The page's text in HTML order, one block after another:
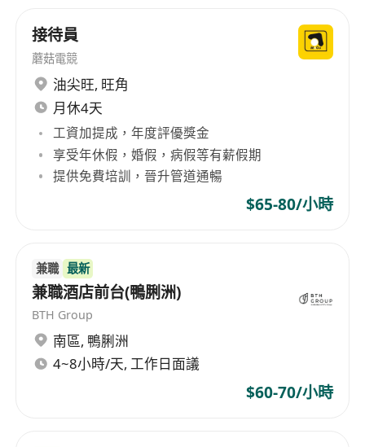
接待員
蘑菇電競
油尖旺, 旺角
月休4天
工資加提成，年度評優獎金
享受年休假，婚假，病假等有薪假期
提供免費培訓，晉升管道通暢
$65-80/小時
兼職 最新
兼職酒店前台(鴨脷洲)
BTH Group
南區, 鴨脷洲
4~8小時/天, 工作日面議
$60-70/小時